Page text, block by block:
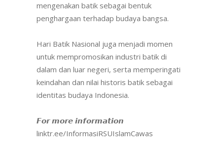
mengenakan batik sebagai bentuk
penghargaan terhadap budaya bangsa.
Hari Batik Nasional juga menjadi momen
untuk mempromosikan industri batik di
dalam dan luar negeri, serta memperingati
keindahan dan nilai historis batik sebagai
identitas budaya Indonesia.
𝙁𝙤𝙧 𝙢𝙤𝙧𝙚 𝙞𝙣𝙛𝙤𝙧𝙢𝙖𝙩𝙞𝙤𝙣
linktr.ee/InformasiRSUIslamCawas